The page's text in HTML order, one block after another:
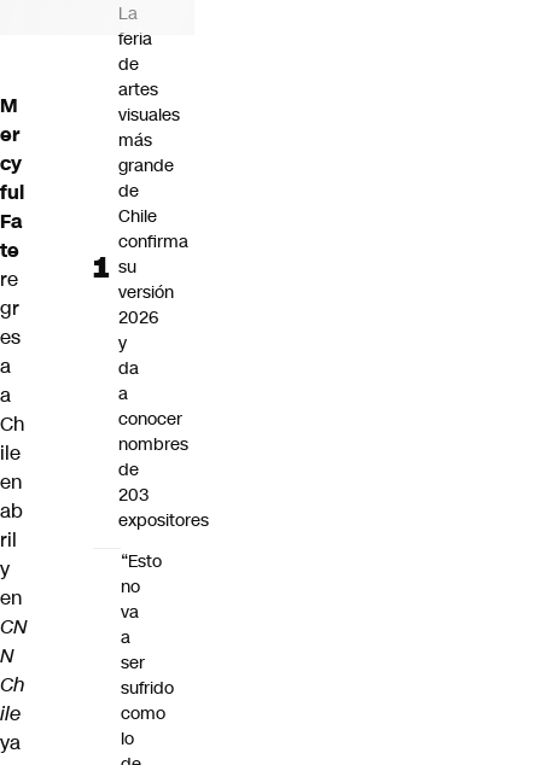
M
er
cy
ful
Fa
te
re
gr
es
a
a
Ch
ile
en
ab
ril
y
en
CN
N
Ch
ile
ya
La
feria
de
artes
visuales
más
grande
de
Chile
confirma
su
versión
2026
y
da
a
conocer
nombres
de
203
expositores
“Esto
no
va
a
ser
sufrido
como
lo